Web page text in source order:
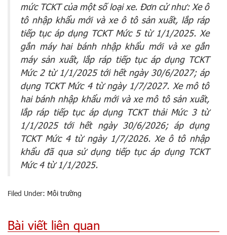
mức TCKT của một số loại xe. Đơn cử như: Xe ô
tô nhập khẩu mới và xe ô tô sản xuất, lắp ráp
tiếp tục áp dụng TCKT Mức 5 từ 1/1/2025. Xe
gắn máy hai bánh nhập khẩu mới và xe gắn
máy sản xuất, lắp ráp tiếp tục áp dụng TCKT
Mức 2 từ 1/1/2025 tới hết ngày 30/6/2027; áp
dụng TCKT Mức 4 từ ngày 1/7/2027. Xe mô tô
hai bánh nhập khẩu mới và xe mô tô sản xuất,
lắp ráp tiếp tục áp dụng TCKT thải Mức 3 từ
1/1/2025 tới hết ngày 30/6/2026; áp dụng
TCKT Mức 4 từ ngày 1/7/2026. Xe ô tô nhập
khẩu đã qua sử dụng tiếp tục áp dụng TCKT
Mức 4 từ 1/1/2025.
Filed Under: Môi trường
Bài viết liên quan